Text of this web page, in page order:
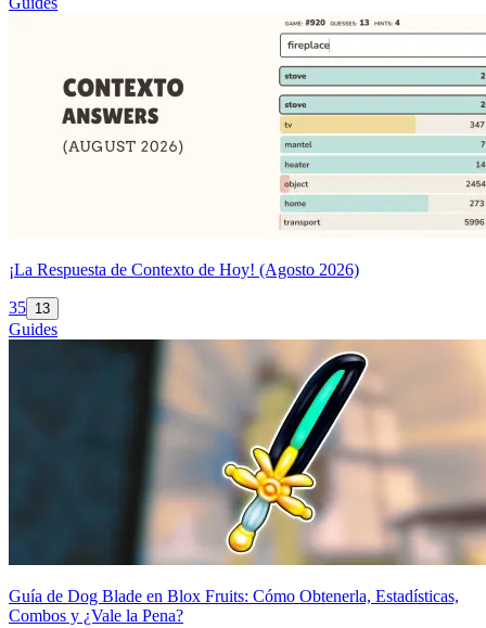
¡La Respuesta de Contexto de Hoy! (Agosto 2026)
35 13
Guides
Guía de Dog Blade en Blox Fruits: Cómo Obtenerla, Estadísticas,
Combos y ¿Vale la Pena?